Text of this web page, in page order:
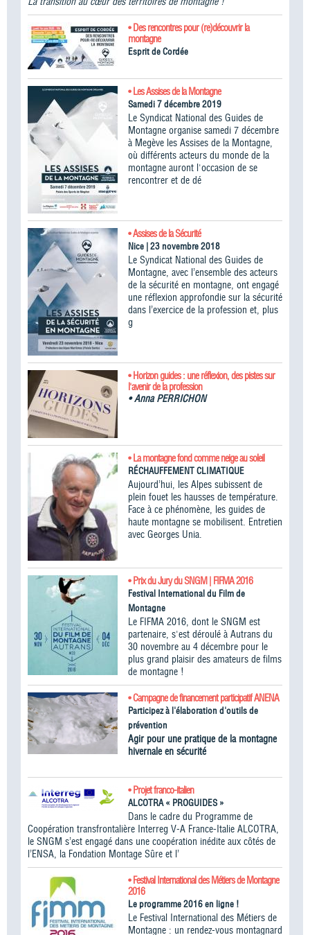
• Des rencontres pour (re)découvrir la
montagne
Esprit de Cordée
• Les Assises de la Montagne
Samedi 7 décembre 2019
Le Syndicat National des Guides de
Montagne organise samedi 7 décembre
à Megève les Assises de la Montagne,
où différents acteurs du monde de la
montagne auront l'occasion de se
rencontrer et de dé
• Assises de la Sécurité
Nice | 23 novembre 2018
Le Syndicat National des Guides de
Montagne, avec l’ensemble des acteurs
de la sécurité en montagne, ont engagé
une réflexion approfondie sur la sécurité
dans l’exercice de la profession et, plus
g
• Horizon guides : une réflexion, des pistes sur
l'avenir de la profession
•Anna PERRICHON
• La montagne fond comme neige au soleil
RÉCHAUFFEMENT CLIMATIQUE
Aujourd’hui, les Alpes subissent de
plein fouet les hausses de température.
Face à ce phénomène, les guides de
haute montagne se mobilisent. Entretien
avec Georges Unia.
• Prix du Jury du SNGM | FIFMA 2016
Festival International du Film de
Montagne
Le FIFMA 2016, dont le SNGM est
partenaire, s'est déroulé à Autrans du
30 novembre au 4 décembre pour le
plus grand plaisir des amateurs de films
de montagne !
• Campagne de financement participatif ANENA
Participez à l'élaboration d'outils de
prévention
Agir pour une pratique de la montagne
hivernale en sécurité
• Projet franco-italien
ALCOTRA « PROGUIDES »
Dans le cadre du Programme de
Coopération transfrontalière Interreg V-A France-Italie ALCOTRA,
le SNGM s’est engagé dans une coopération inédite aux côtés de
l’ENSA, la Fondation Montage Sûre et l’
• Festival International des Métiers de Montagne
2016
Le programme 2016 en ligne !
Le Festival International des Métiers de
Montagne : un rendez-vous montagnard